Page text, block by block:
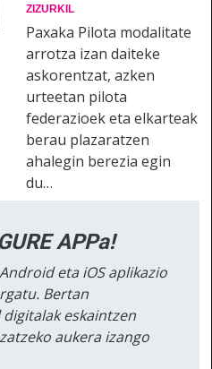
ZIZURKIL
Paxaka Pilota modalitate
arrotza izan daiteke
askorentzat, azken
urteetan pilota
federazioek eta elkarteak
berau plazaratzen
ahalegin berezia egin
du…
APPa!
eta iOS aplikazio
Bertan
eskaintzen
aukera izango